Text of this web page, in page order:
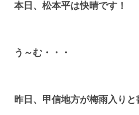
本日、松本平は快晴です！
う～む・・・
昨日、甲信地方が梅雨入りと